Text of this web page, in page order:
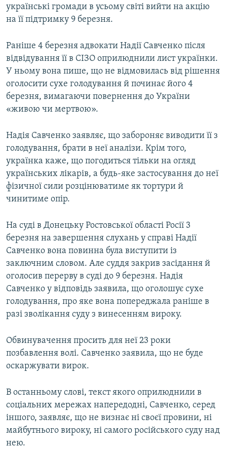
українські громади в усьому світі вийти на акцію
на її підтримку 9 березня.
Раніше 4 березня адвокати Надії Савченко після
відвідування її в СІЗО оприлюднили лист українки.
У ньому вона пише, що не відмовилась від рішення
оголосити сухе голодування й починає його 4
березня, вимагаючи повернення до України
«живою чи мертвою».
Надія Савченко заявляє, що забороняє виводити її з
голодування, брати в неї аналізи. Крім того,
українка каже, що погодиться тільки на огляд
українських лікарів, а будь-яке застосування до неї
фізичної сили розцінюватиме як тортури й
чинитиме опір.
На суді в Донецьку Ростовської області Росії 3
березня на завершення слухань у справі Надії
Савченко вона повинна була виступити із
заключним словом. Але суддя закрив засідання й
оголосив перерву в суді до 9 березня. Надія
Савченко у відповідь заявила, що оголошує сухе
голодування, про яке вона попереджала раніше в
разі зволікання суду з винесенням вироку.
Обвинувачення просить для неї 23 роки
позбавлення волі. Савченко заявила, що не буде
оскаржувати вирок.
В останньому слові, текст якого оприлюднили в
соціальних мережах напередодні, Савченко, серед
іншого, заявляє, що не визнає ні своєї провини, ні
майбутнього вироку, ні самого російського суду над
нею.